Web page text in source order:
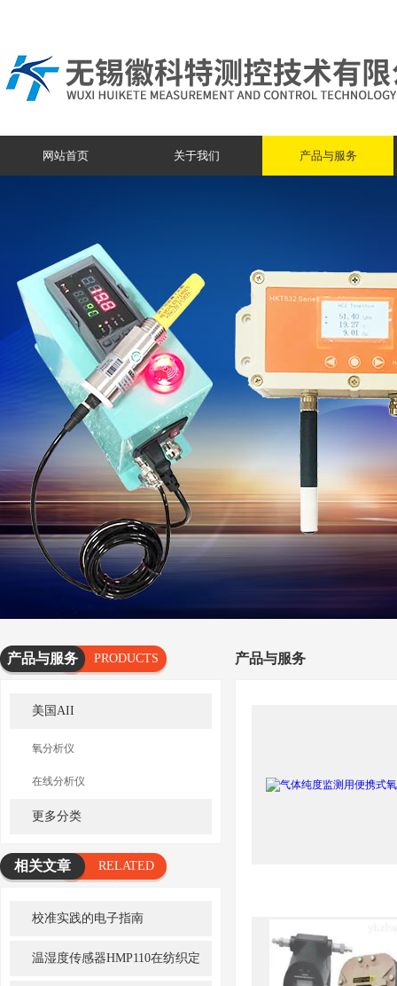
网站首页 关于我们 产品与服务
产品与服务
PRODUCTS
美国AII
氧分析仪
在线分析仪
更多分类
相关文章
RELATED
校准实践的电子指南
温湿度传感器HMP110在纺织定
产品与服务